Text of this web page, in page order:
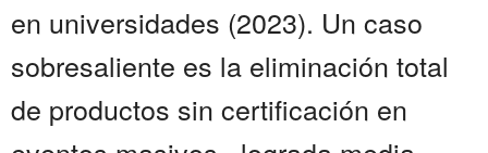
en universidades (2023). Un caso
sobresaliente es la eliminación total
de productos sin certificación en